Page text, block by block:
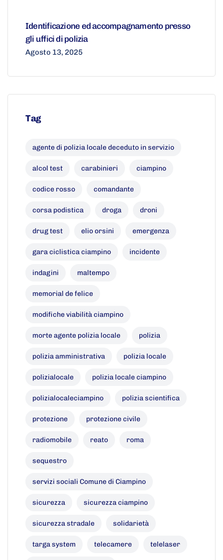
Identificazione ed accompagnamento presso
gli uffici di polizia
Agosto 13, 2025
Tag
agente di polizia locale deceduto in servizio
alcol test carabinieri ciampino
codice rosso comandante
corsa podistica droga droni
drug test elio orsini emergenza
gara ciclistica ciampino incidente
indagini maltempo
memorial de felice
modifiche viabilità ciampino
morte agente polizia locale polizia
polizia amministrativa polizia locale
polizialocale polizia locale ciampino
polizialocaleciampino polizia scientifica
protezione protezione civile
radiomobile reato roma
sequestro
servizi sociali Comune di Ciampino
sicurezza sicurezza ciampino
sicurezza stradale solidarietà
targa system telecamere telelaser